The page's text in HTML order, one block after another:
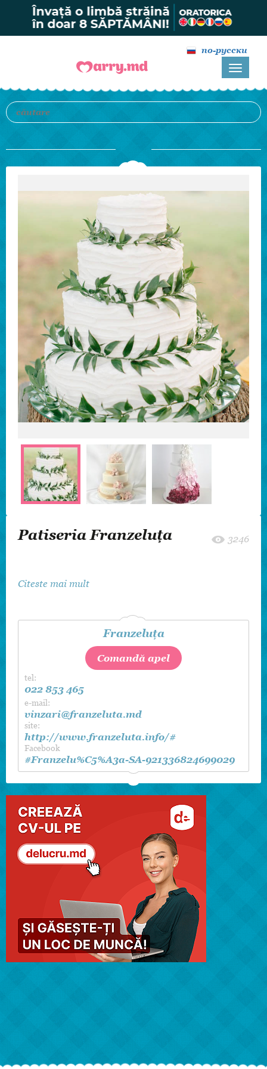
по-русски
Patiseria Franzeluța 3246
Citeste mai mult
Franzeluţa
Comandă apel
tel:
022 853 465
e-mail:
vinzari@franzeluta.md
site:
http://www.franzeluta.info/#
Facebook
#Franzelu%C5%A3a-SA-921336824699029